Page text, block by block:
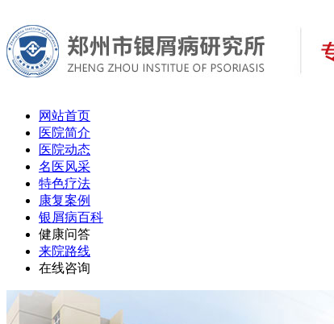
网站首页
医院简介
医院动态
名医风采
特色疗法
康复案例
银屑病百科
健康问答
来院路线
在线咨询